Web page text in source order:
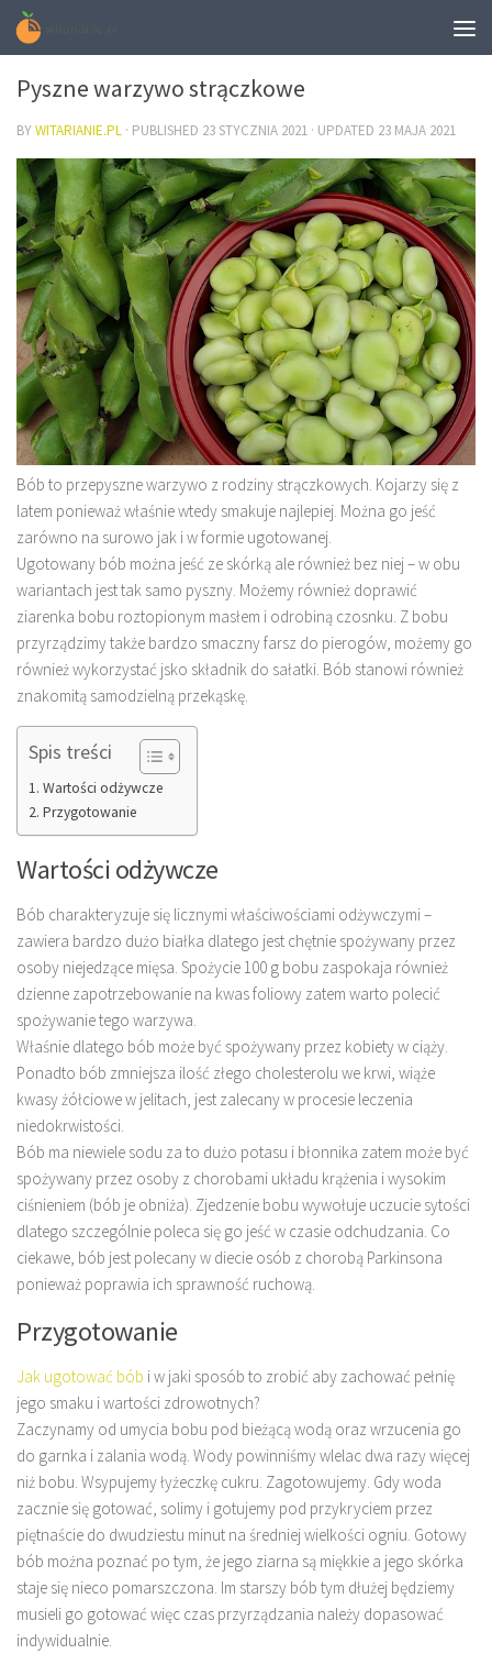
ZDROWIE
Pyszne warzywo strączkowe
BYWITARIANIE.PL · PUBLISHED 23 STYCZNIA 2021 · UPDATED 23 MAJA 2021
Bób to przepyszne warzywo z rodziny strączkowych. Kojarzy się z
latem ponieważ właśnie wtedy smakuje najlepiej. Można go jeść
zarówno na surowo jak i w formie ugotowanej.
Ugotowany bób można jeść ze skórką ale również bez niej – w obu
wariantach jest tak samo pyszny. Możemy również doprawić
ziarenka bobu roztopionym masłem i odrobiną czosnku. Z bobu
przyrządzimy także bardzo smaczny farsz do pierogów, możemy go
również wykorzystać jsko składnik do sałatki. Bób stanowi również
znakomitą samodzielną przekąskę.
Spis treści
Wartości odżywcze
Przygotowanie
Wartości odżywcze
Bób charakteryzuje się licznymi właściwościami odżywczymi –
zawiera bardzo dużo białka dlatego jest chętnie spożywany przez
osoby niejedzące mięsa. Spożycie 100 g bobu zaspokaja również
dzienne zapotrzebowanie na kwas foliowy zatem warto polecić
spożywanie tego warzywa.
Właśnie dlatego bób może być spożywany przez kobiety w ciąży.
Ponadto bób zmniejsza ilość złego cholesterolu we krwi, wiąże
kwasy żółciowe w jelitach, jest zalecany w procesie leczenia
niedokrwistości.
Bób ma niewiele sodu za to dużo potasu i błonnika zatem może być
spożywany przez osoby z chorobami układu krążenia i wysokim
ciśnieniem (bób je obniża). Zjedzenie bobu wywołuje uczucie sytości
dlatego szczególnie poleca się go jeść w czasie odchudzania. Co
ciekawe, bób jest polecany w diecie osób z chorobą Parkinsona
ponieważ poprawia ich sprawność ruchową.
Przygotowanie
Jak ugotować bób i w jaki sposób to zrobić aby zachować pełnię
jego smaku i wartości zdrowotnych?
Zaczynamy od umycia bobu pod bieżącą wodą oraz wrzucenia go
do garnka i zalania wodą. Wody powinniśmy wlelac dwa razy więcej
niż bobu. Wsypujemy łyżeczkę cukru. Zagotowujemy. Gdy woda
zacznie się gotować, solimy i gotujemy pod przykryciem przez
piętnaście do dwudziestu minut na średniej wielkości ogniu. Gotowy
bób można poznać po tym, że jego ziarna są miękkie a jego skórka
staje się nieco pomarszczona. Im starszy bób tym dłużej będziemy
musieli go gotować więc czas przyrządzania należy dopasować
indywidualnie.